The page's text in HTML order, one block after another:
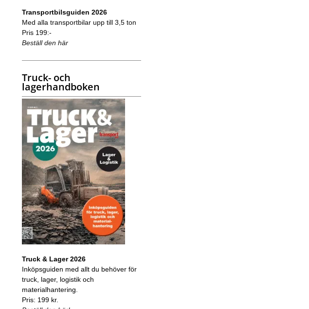
Transportbilsguiden 2026
Med alla transportbilar upp till 3,5 ton
Pris 199:-
Beställ den här
Truck- och
lagerhandboken
Truck & Lager 2026
Inköpsguiden med allt du behöver för
truck, lager, logistik och
materialhantering.
Pris: 199 kr.